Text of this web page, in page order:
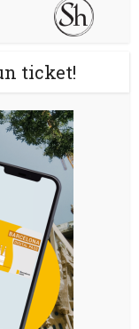
ticket!